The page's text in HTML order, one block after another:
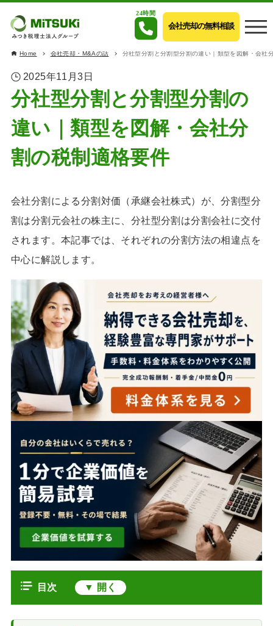
24時間
会社売却の無料相談
Home 会社売却・M&Aの話 分社型分割と分割型分割の違い｜類型を図解・会社
2025年11月3日
分社型分割と分割型分割の
違い｜類型を図解・会社分
割の税制適格要件
会社分割による分割対価（承継会社株式）が、分割型分
割は分割元会社の株主に、分社型分割は分割会社に交付
されます。本記事では、それぞれの分割方法の相違点を
中心に解説します。
目次